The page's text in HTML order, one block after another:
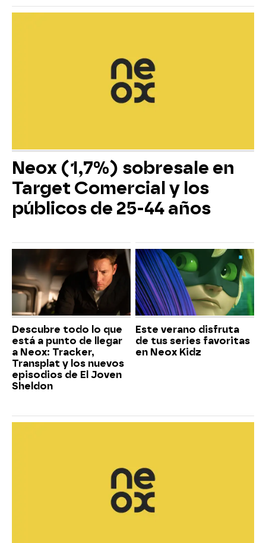
Neox (1,7%) sobresale en
Target Comercial y los
públicos de 25-44 años
Descubre todo lo que
está a punto de llegar
a Neox: Tracker,
Transplat y los nuevos
episodios de El Joven
Sheldon
Este verano disfruta
de tus series favoritas
en Neox Kidz